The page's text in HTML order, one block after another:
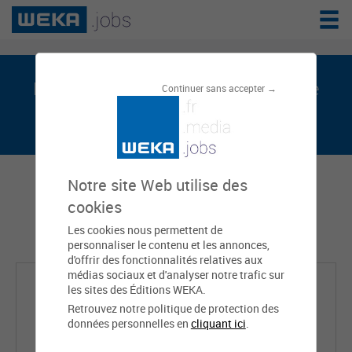
Continuer sans accepter →
Notre site Web utilise des
cookies
Les cookies nous permettent de
personnaliser le contenu et les annonces,
d'offrir des fonctionnalités relatives aux
médias sociaux et d'analyser notre trafic sur
les sites des Éditions WEKA.
Retrouvez notre politique de protection des
données personnelles en cliquant ici.
Lynda FALEMPIN est sur weka.jobs, le
réseau de l'emploi public